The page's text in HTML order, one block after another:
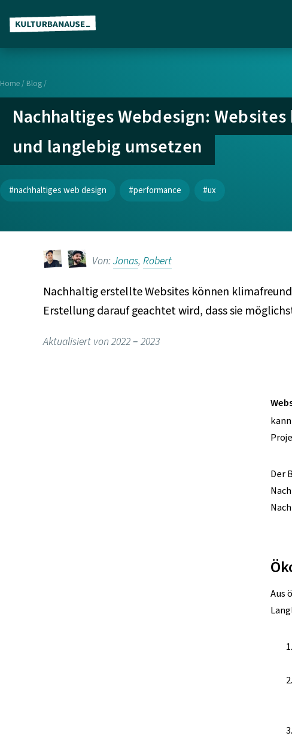
Z
u
H
a
u
i
l
Home/ Blog /
Nachhaltiges Webdesign:
und langlebig umsetzen
nachhaltiges web design performance ux
Von:Jonas, Robert
Nachhaltig erstellte Websites können
Erstellung darauf geachtet wird, dass sie
Aktualisiert von 2022 – 2023
Der
Aus